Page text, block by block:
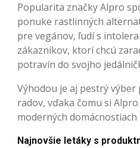
Popularita značky Alpro
ponuke rastlinných
pre vegánov, ľudí s
zákazníkov, ktorí chcú
potravín do svojho
Výhodou je aj pestrý
radov, vďaka čomu si
moderných domácnostiach
Najnovšie letáky s